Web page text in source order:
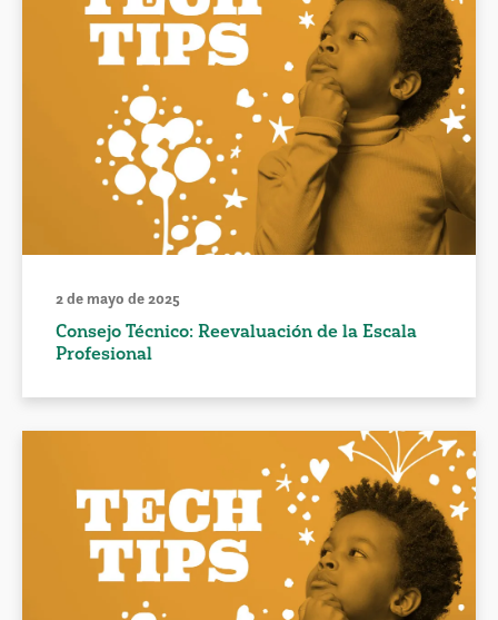
2 de mayo de 2025
Consejo Técnico: Reevaluación de la Escala
Profesional